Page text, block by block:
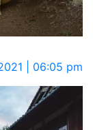
| 06:05 pm